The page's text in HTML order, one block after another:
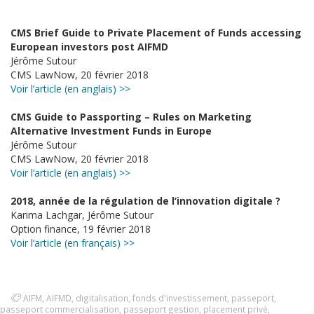
CMS Brief Guide to Private Placement of Funds accessing
European investors post AIFMD
Jérôme Sutour
CMS LawNow, 20 février 2018
Voir l’article (en anglais) >>
CMS Guide to Passporting – Rules on Marketing
Alternative Investment Funds in Europe
Jérôme Sutour
CMS LawNow, 20 février 2018
Voir l’article (en anglais) >>
2018, année de la régulation de l’innovation digitale ?
Karima Lachgar, Jérôme Sutour
Option finance, 19 février 2018
Voir l’article (en français) >>
AIFM AIFMD digitalisation fonds d'investissement passeport
passeport commercialisation passeport gestion placement privé